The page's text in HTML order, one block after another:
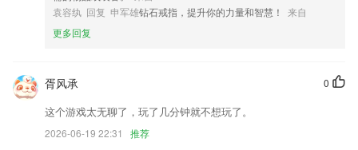
袁容纨 回复 申军雄钻石戒指，提升你的力量和智慧！
来自
更多回复
0
胥风承
这个游戏太无聊了，玩了几分钟就不想玩了。
2026-06-19 22:31 推荐